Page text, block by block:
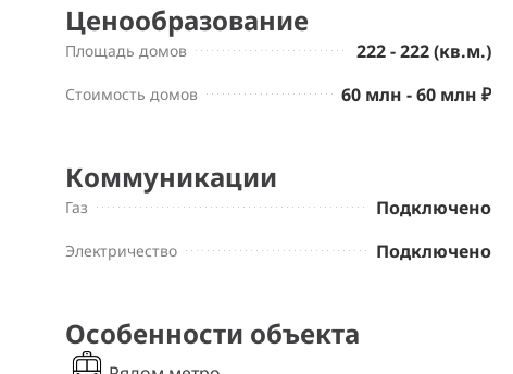
Ценообразование
Площадь домов 222 - 222 (кв.м.)
Стоимость домов 60 млн - 60 млн ₽
Коммуникации
Газ Подключено
Электричество Подключено
Особенности объекта